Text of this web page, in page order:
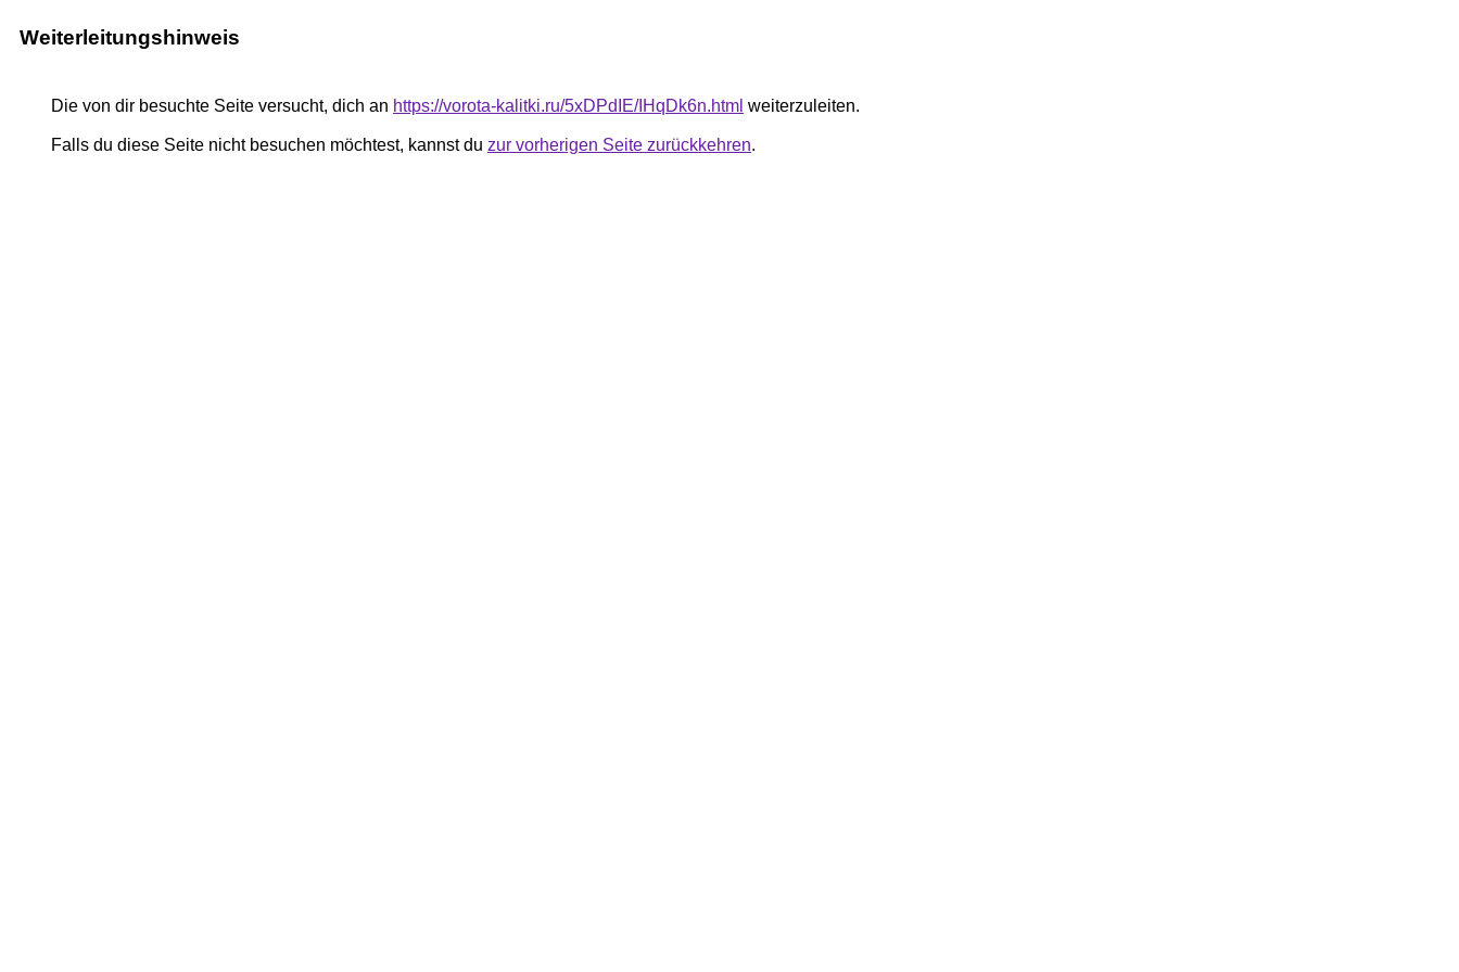
Weiterleitungshinweis
Die von dir besuchte Seite versucht, dich an https://vorota-kalitki.ru/5xDPdIE/IHqDk6n.html weiterzuleiten.
Falls du diese Seite nicht besuchen möchtest, kannst du zur vorherigen Seite zurückkehren.